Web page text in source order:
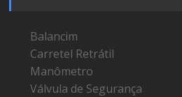
Balancim
Carretel Retrátil
Manômetro
Válvula de Segurança